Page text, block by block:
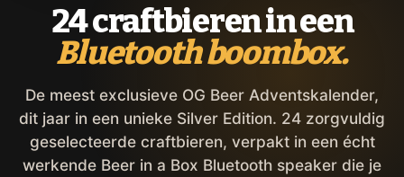
24 craftbieren in een
Bluetooth boombox.
De meest exclusieve OG Beer Adventskalender,
dit jaar in een unieke Silver Edition. 24 zorgvuldig
geselecteerde craftbieren, verpakt in een écht
werkende Beer in a Box Bluetooth speaker die je